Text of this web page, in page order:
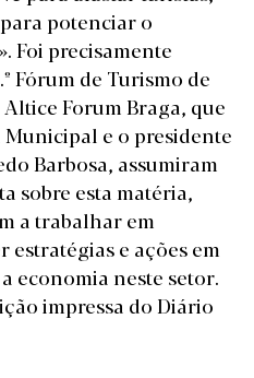
potenciar o
Foi precisamente
Fórum de Turismo de
Forum Braga, que
e o presidente
Barbosa, assumiram
sobre esta matéria,
a trabalhar em
estratégias e ações em
economia neste setor.
impressa do Diário